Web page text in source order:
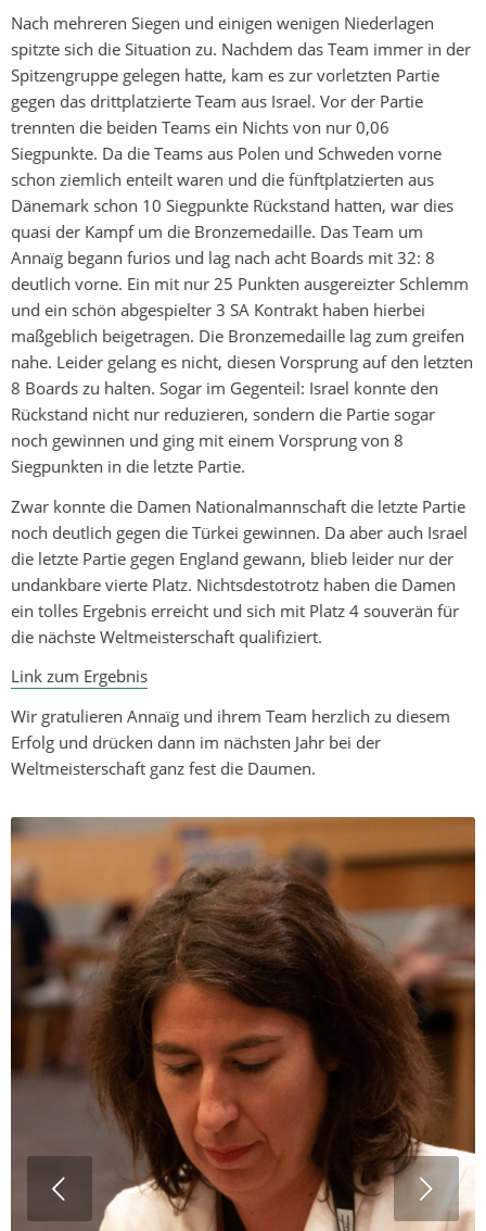
Nach mehreren Siegen und einigen wenigen Niederlagen
spitzte sich die Situation zu. Nachdem das Team immer in der
Spitzengruppe gelegen hatte, kam es zur vorletzten Partie
gegen das drittplatzierte Team aus Israel. Vor der Partie
trennten die beiden Teams ein Nichts von nur 0,06
Siegpunkte. Da die Teams aus Polen und Schweden vorne
schon ziemlich enteilt waren und die fünftplatzierten aus
Dänemark schon 10 Siegpunkte Rückstand hatten, war dies
quasi der Kampf um die Bronzemedaille. Das Team um
Annaïg begann furios und lag nach acht Boards mit 32: 8
deutlich vorne. Ein mit nur 25 Punkten ausgereizter Schlemm
und ein schön abgespielter 3 SA Kontrakt haben hierbei
maßgeblich beigetragen. Die Bronzemedaille lag zum greifen
nahe. Leider gelang es nicht, diesen Vorsprung auf den letzten
8 Boards zu halten. Sogar im Gegenteil: Israel konnte den
Rückstand nicht nur reduzieren, sondern die Partie sogar
noch gewinnen und ging mit einem Vorsprung von 8
Siegpunkten in die letzte Partie.
Zwar konnte die Damen Nationalmannschaft die letzte Partie
noch deutlich gegen die Türkei gewinnen. Da aber auch Israel
die letzte Partie gegen England gewann, blieb leider nur der
undankbare vierte Platz. Nichtsdestotrotz haben die Damen
ein tolles Ergebnis erreicht und sich mit Platz 4 souverän für
die nächste Weltmeisterschaft qualifiziert.
Link zum Ergebnis
Wir gratulieren Annaïg und ihrem Team herzlich zu diesem
Erfolg und drücken dann im nächsten Jahr bei der
Weltmeisterschaft ganz fest die Daumen.
Weiter